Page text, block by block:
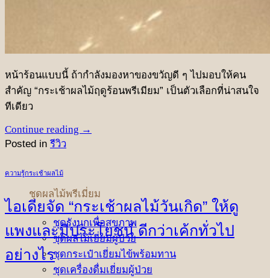
ชุดผลไม้พรีเมี่ยม
ชุดรังนกเพื่อสุขภาพ
ชุดผลไม้เยี่ยมผู้ป่วย
ชุดกระเป๋าเยี่ยมไข้พร้อมทาน
ชุดเครื่องดื่มเยี่ยมผู้ป่วย
หน้าร้อนแบบนี้ ถ้ากำลังมองหาของขวัญดี ๆ ไปมอบให้คน
สำคัญ “กระเช้าผลไม้ฤดูร้อนพรีเมียม” เป็นตัวเลือกที่น่าสนใจ
ทีเดียว
Continue reading →
Posted in รีวิว
ความรู้กระเช้าผลไม้
ไอเดียจัด “กระเช้าผลไม้วันเกิด” ให้ดู
แพงและมีประโยชน์ ดีกว่าเค้กทั่วไป
อย่างไร